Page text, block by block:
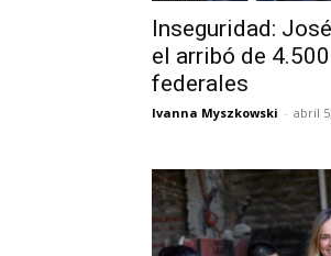
Inseguridad:
el arribó de
federales
Ivanna Myszkowski - abril